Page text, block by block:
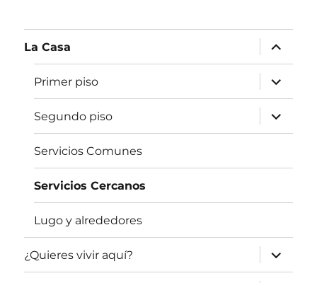
La Casa
expande
el
menú
inferior
Primer piso
expande
el
menú
inferior
Segundo piso
expande
el
menú
Servicios Comunes
Servicios Cercanos
Lugo y alrededores
¿Quieres vivir aquí?
expande
el
menú